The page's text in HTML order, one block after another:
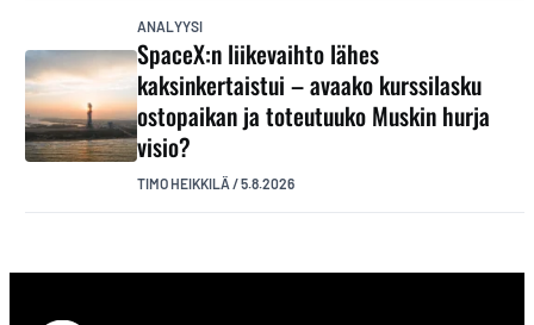
ANALYYSI
SpaceX:n liikevaihto lähes
kaksinkertaistui – avaako kurssilasku
ostopaikan ja toteutuuko Muskin hurja
visio?
TIMO HEIKKILÄ /5.8.2026